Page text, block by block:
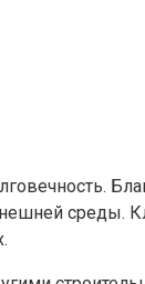
среды.